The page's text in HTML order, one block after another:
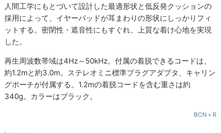
人間工学にもとづいて設計した最適形状と低反発クッションの
採用によって、イヤーパッドが耳まわりの形状にしっかりフィ
ットする。密閉性・遮音性にもすぐれ、上質な着け心地を実現
した。
再生周波数帯域は4Hz～50kHz。付属の着脱できるコードは、
約1.2mと約3.0m。ステレオミニ標準プラグアダプタ、キャリン
グポーチが付属する。1.2mの着脱コードを含む重さは約
340g。カラーはブラック。
BCN＋R